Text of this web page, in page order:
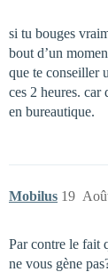
si tu bouges
bout d’un
que te conseiller
ces 2 heures. car
en bureautique.
Mobilus 19
Par contre le fait
ne vous gène